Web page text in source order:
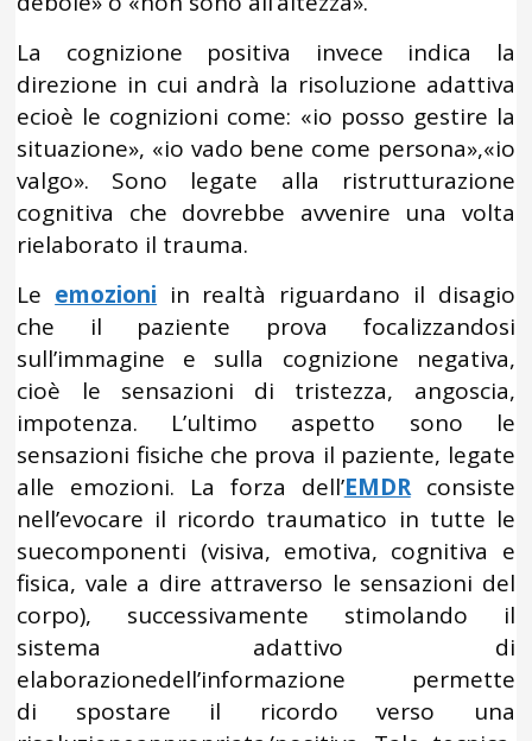
La cognizione positiva invece indica la
direzione in cui andrà la risoluzione adattiva
ecioè le cognizioni come: «io posso gestire la
situazione», «io vado bene come persona»,«io
valgo». Sono legate alla ristrutturazione
cognitiva che dovrebbe avvenire una volta
rielaborato il trauma.
Le emozioni in realtà riguardano il disagio
che il paziente prova focalizzandosi
sull’immagine e sulla cognizione negativa,
cioè le sensazioni di tristezza, angoscia,
impotenza. L’ultimo aspetto sono le
sensazioni fisiche che prova il paziente, legate
alle emozioni. La forza dell’EMDRconsiste
nell’evocare il ricordo traumatico in tutte le
suecomponenti (visiva, emotiva, cognitiva e
fisica, vale a dire attraverso le sensazioni del
corpo), successivamente stimolando il
sistema adattivo di
elaborazionedell’informazione permette
di spostare il ricordo verso una